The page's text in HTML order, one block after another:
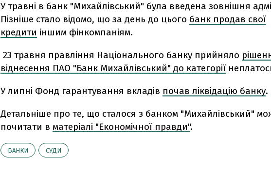
У травні в банк "Михайлівський" була введена зовнішня
Пізніше стало відомо, що за день до цього банк продав свої
кредити іншим фінкомпаніям.
23 травня правління Національного банку прийняло
віднесення ПАО "Банк Михайлівський" до категорії
У липні Фонд гарантування вкладів почав ліквідацію банку.
Детальніше про те, що сталося з банком "Михайлівський"
почитати в матеріалі "Економічної правди".
БАНКИ СУДИ